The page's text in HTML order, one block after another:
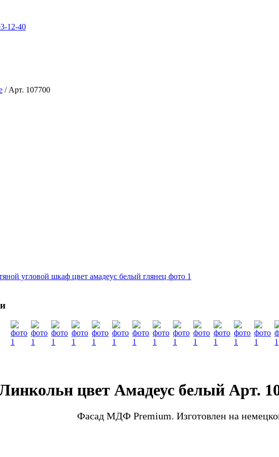
12-40
/ Арт. 107700
цвет Амадеус белый Арт.
Фасад МДФ Premium. Изготовлен на